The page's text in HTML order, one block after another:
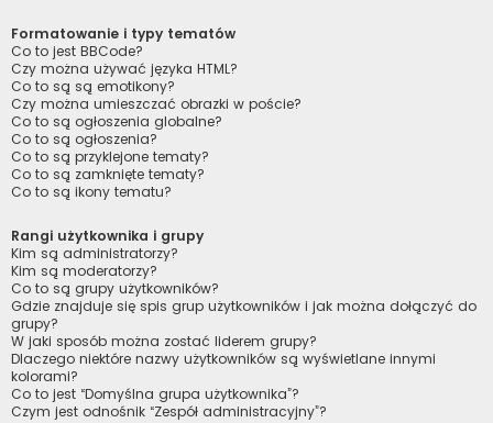
Formatowanie i typy tematów
Co to jest BBCode?
Czy można używać języka HTML?
Co to są są emotikony?
Czy można umieszczać obrazki w poście?
Co to są ogłoszenia globalne?
Co to są ogłoszenia?
Co to są przyklejone tematy?
Co to są zamknięte tematy?
Co to są ikony tematu?
Rangi użytkownika i grupy
Kim są administratorzy?
Kim są moderatorzy?
Co to są grupy użytkowników?
Gdzie znajduje się spis grup użytkowników i jak można dołączyć do
grupy?
W jaki sposób można zostać liderem grupy?
Dlaczego niektóre nazwy użytkowników są wyświetlane innymi
kolorami?
Co to jest “Domyślna grupa użytkownika”?
Czym jest odnośnik “Zespół administracyjny”?